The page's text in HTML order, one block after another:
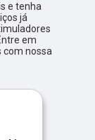
e tenha
já
em
com nossa